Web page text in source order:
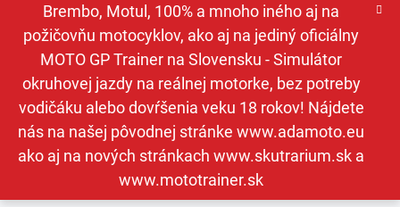
Brembo, Motul, 100% a mnoho iného aj na
požičovňu motocyklov, ako aj na jediný oficiálny
MOTO GP Trainer na Slovensku - Simulátor
okruhovej jazdy na reálnej motorke, bez potreby
vodičáku alebo dovŕšenia veku 18 rokov! Nájdete
nás na našej pôvodnej stránke www.adamoto.eu
ako aj na nových stránkach www.skutrarium.sk a
www.mototrainer.sk